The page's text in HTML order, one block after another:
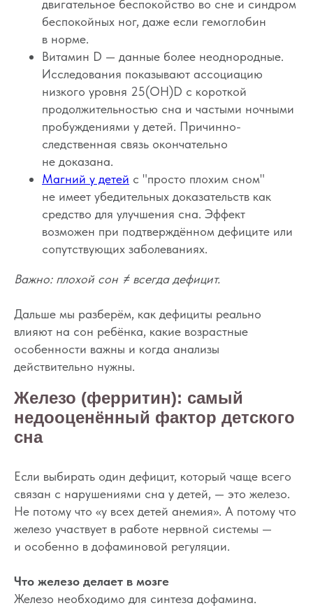
двигательное беспокойство во сне и синдром
беспокойных ног, даже если гемоглобин
в норме.
Витамин D — данные более неоднородные.
Исследования показывают ассоциацию
низкого уровня 25(OH)D с короткой
продолжительностью сна и частыми ночными
пробуждениями у детей. Причинно-
следственная связь окончательно
не доказана.
Магний у детей с "просто плохим сном"
не имеет убедительных доказательств как
средство для улучшения сна. Эффект
возможен при подтверждённом дефиците или
сопутствующих заболеваниях.
Важно: плохой сон ≠ всегда дефицит.
Дальше мы разберём, как дефициты реально
влияют на сон ребёнка, какие возрастные
особенности важны и когда анализы
действительно нужны.
Железо (ферритин): самый
недооценённый фактор детского
сна
Если выбирать один дефицит, который чаще всего
связан с нарушениями сна у детей, — это железо.
Не потому что «у всех детей анемия». А потому что
железо участвует в работе нервной системы —
и особенно в дофаминовой регуляции.
Что железо делает в мозге
Железо необходимо для синтеза дофамина.